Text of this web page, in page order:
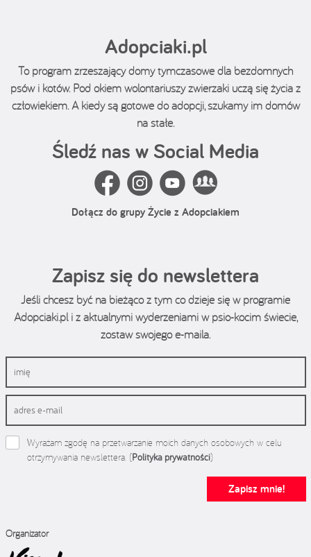
Adopciaki.pl
To program zrzeszający domy tymczasowe dla bezdomnych
psów i kotów. Pod okiem wolontariuszy zwierzaki uczą się życia z
człowiekiem. A kiedy są gotowe do adopcji, szukamy im domów
na stałe.
Śledź nas w Social Media
Dołącz do grupy Życie z Adopciakiem
Zapisz się do newslettera
Jeśli chcesz być na bieżąco z tym co dzieje się w programie
Adopciaki.pl i z aktualnymi wyderzeniami w psio-kocim świecie,
zostaw swojego e-maila.
Wyrażam zgodę na przetwarzanie moich danych osobowych w celu
otrzymywania newslettera. (Polityka prywatności)
Zapisz mnie!
Organizator